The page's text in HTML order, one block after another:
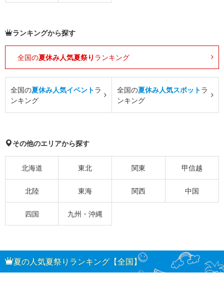
ランキングから探す
全国の夏休み人気夏祭り ランキング
全国の夏休み人気イベントラ
ンキング
全国の夏休み人気スポットラ
ンキング
その他のエリアから探す
北海道 東北 関東 甲信越
北陸 東海 関西 中国
四国 九州・沖縄
夏の人気夏祭りランキング【全国】